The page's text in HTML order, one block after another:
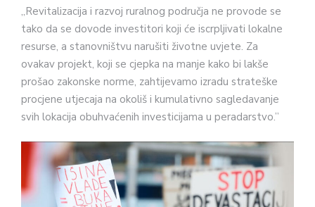
„Revitalizacija i razvoj ruralnog područja ne provode se
tako da se dovode investitori koji će iscrpljivati lokalne
resurse, a stanovništvu narušiti životne uvjete. Za
ovakav projekt, koji se cjepka na manje kako bi lakše
prošao zakonske norme, zahtijevamo izradu strateške
procjene utjecaja na okoliš i kumulativno sagledavanje
svih lokacija obuhvaćenih investicijama u peradarstvo.”